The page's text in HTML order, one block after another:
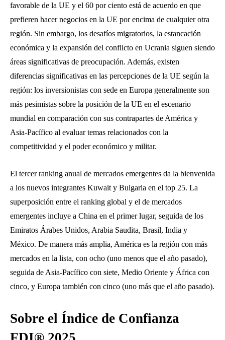
favorable de la UE y el 60 por ciento está de acuerdo en que
prefieren hacer negocios en la UE por encima de cualquier otra
región. Sin embargo, los desafíos migratorios, la estancación
económica y la expansión del conflicto en Ucrania siguen siendo
áreas significativas de preocupación. Además, existen
diferencias significativas en las percepciones de la UE según la
región: los inversionistas con sede en Europa generalmente son
más pesimistas sobre la posición de la UE en el escenario
mundial en comparación con sus contrapartes de América y
Asia-Pacífico al evaluar temas relacionados con la
competitividad y el poder económico y militar.
El tercer ranking anual de mercados emergentes da la bienvenida
a los nuevos integrantes Kuwait y Bulgaria en el top 25. La
superposición entre el ranking global y el de mercados
emergentes incluye a China en el primer lugar, seguida de los
Emiratos Árabes Unidos, Arabia Saudita, Brasil, India y
México. De manera más amplia, América es la región con más
mercados en la lista, con ocho (uno menos que el año pasado),
seguida de Asia-Pacífico con siete, Medio Oriente y África con
cinco, y Europa también con cinco (uno más que el año pasado).
Sobre el Índice de Confianza